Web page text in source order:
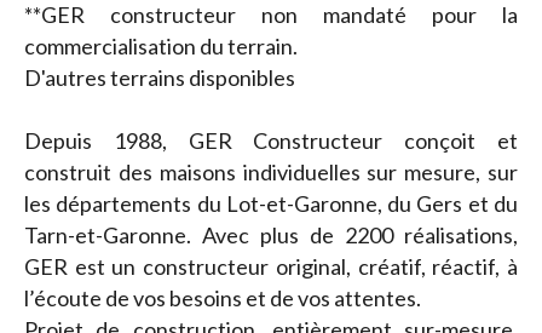
**GER constructeur non mandaté pour la
commercialisation du terrain.
D'autres terrains disponibles
Depuis 1988, GER Constructeur conçoit et
construit des maisons individuelles sur mesure, sur
les départements du Lot-et-Garonne, du Gers et du
Tarn-et-Garonne. Avec plus de 2200 réalisations,
GER est un constructeur original, créatif, réactif, à
l’écoute de vos besoins et de vos attentes.